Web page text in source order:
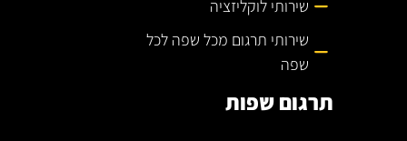
שירותי לוקליזציה
שירותי תרגום מכל שפה לכל
שפה
תרגום שפות